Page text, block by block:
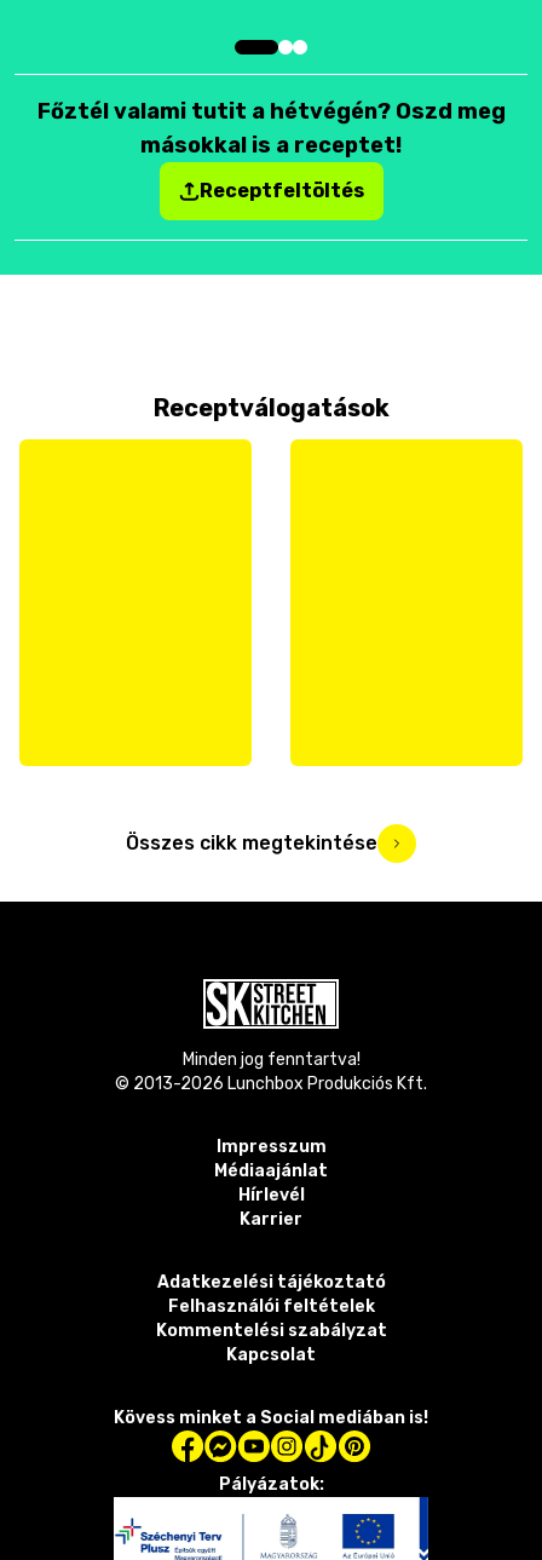
Főztél valami tutit a hétvégén? Oszd meg
másokkal is a receptet!
Receptfeltöltés
Receptválogatások
Összes cikk megtekintése
Minden jog fenntartva!
© 2013-2026 Lunchbox Produkciós Kft.
Impresszum
Médiaajánlat
Hírlevél
Karrier
Adatkezelési tájékoztató
Felhasználói feltételek
Kommentelési szabályzat
Kapcsolat
Kövess minket a Social mediában is!
Pályázatok: